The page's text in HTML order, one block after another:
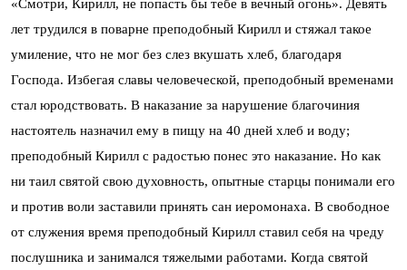
«Смотри, Кирилл, не попасть бы тебе в вечный огонь». Девять
лет трудился в поварне преподобный Кирилл и стяжал такое
умиление, что не мог без слез вкушать хлеб, благодаря
Господа. Избегая славы человеческой, преподобный временами
стал юродствовать. В наказание за нарушение благочиния
настоятель назначил ему в пищу на 40 дней хлеб и воду;
преподобный Кирилл с радостью понес это наказание. Но как
ни таил святой свою духовность, опытные старцы понимали его
и против воли заставили принять сан иеромонаха. В свободное
от служения время преподобный Кирилл ставил себя на чреду
послушника и занимался тяжелыми работами. Когда святой